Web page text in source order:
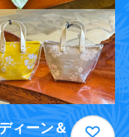
ィーン＆